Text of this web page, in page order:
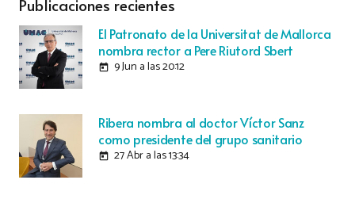
Publicaciones recientes
El Patronato de la Universitat de Mallorca
nombra rector a Pere Riutord Sbert
today 9 Jun a las 20:12
Ribera nombra al doctor Víctor Sanz
como presidente del grupo sanitario
today 27 Abr a las 13:34